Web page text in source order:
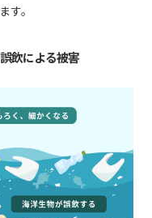
す。
飲による被害